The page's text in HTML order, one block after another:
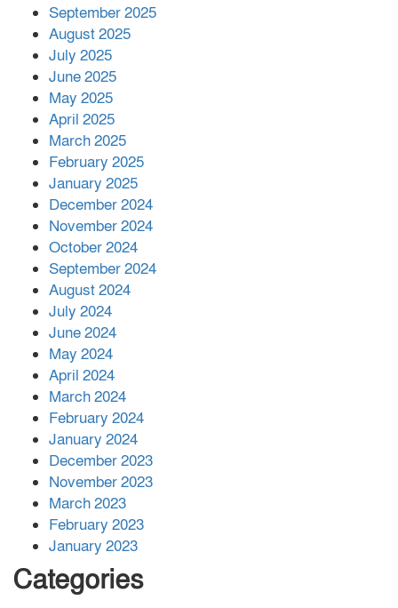
পর ফোন তারেক রহমানের,গ্যাস সঙ্কট
সহায়তা দিলেন সাচিং প্রু জেরী
September 2025
August 2025
July 2025
June 2025
May 2025
April 2025
March 2025
February 2025
January 2025
December 2024
November 2024
October 2024
September 2024
August 2024
July 2024
June 2024
May 2024
April 2024
March 2024
February 2024
January 2024
December 2023
November 2023
March 2023
February 2023
January 2023
Categories